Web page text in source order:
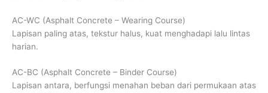
AC-WC (Asphalt Concrete – Wearing Course)
Lapisan paling atas, tekstur halus, kuat menghadapi lalu lintas
harian.
AC-BC (Asphalt Concrete – Binder Course)
Lapisan antara, berfungsi menahan beban dari permukaan atas